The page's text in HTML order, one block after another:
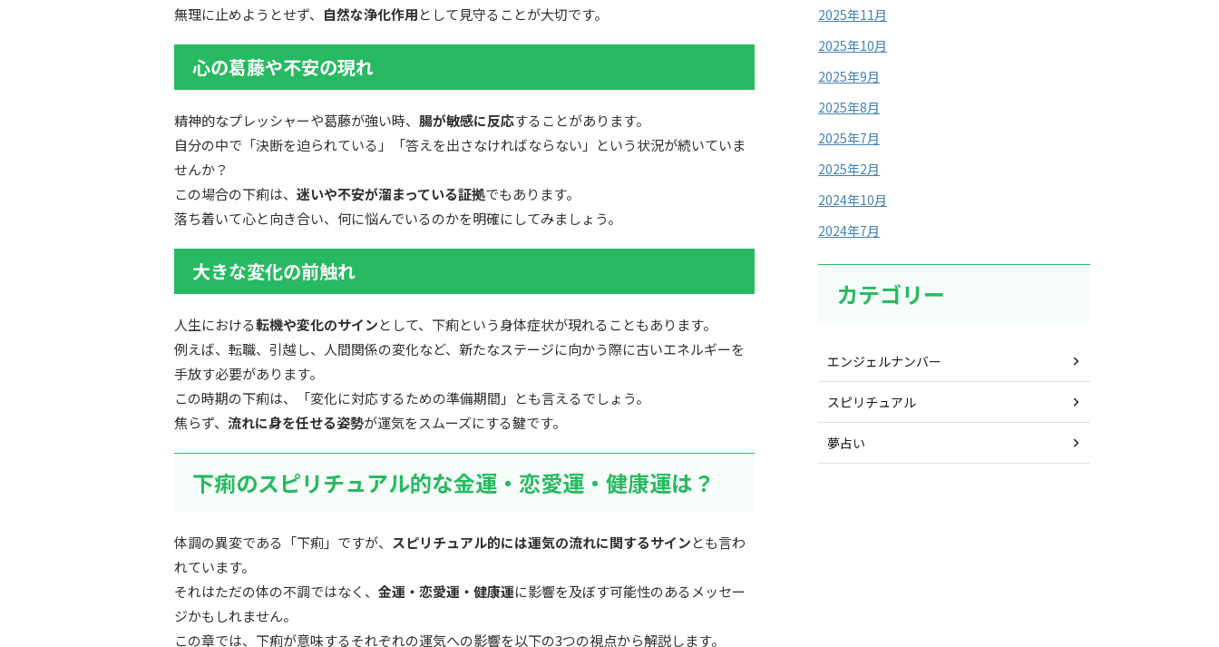
無理に止めようとせず、 自然な浄化作用として見守ることが大切です。
心の葛藤や不安の現れ
精神的なプレッシャーや葛藤が強い時、 腸が敏感に反応することがあります。
自分の中で「決断を迫られている」「答えを出さなければならない」という状況が続いていま
せんか？
この場合の下痢は、 迷いや不安が溜まっている証拠でもあります。
落ち着いて心と向き合い、何に悩んでいるのかを明確にしてみましょう。
大きな変化の前触れ
人生における転機や変化のサインとして、下痢という身体症状が現れることもあります。
例えば、転職、引越し、人間関係の変化など、新たなステージに向かう際に古いエネルギーを
手放す必要があります。
この時期の下痢は、「変化に対応するための準備期間」とも言えるでしょう。
焦らず、 流れに身を任せる姿勢が運気をスムーズにする鍵です。
下痢のスピリチュアル的な金運・恋愛運・健康運は？
体調の異変である「下痢」ですが、 スピリチュアル的には運気の流れに関するサインとも言わ
れています。
それはただの体の不調ではなく、 金運・恋愛運・健康運に影響を及ぼす可能性のあるメッセー
ジかもしれません。
この章では、下痢が意味するそれぞれの運気への影響を以下の3つの視点から解説します。
2025年11月
2025年10月
2025年9月
2025年8月
2025年7月
2025年2月
2024年10月
2024年7月
カテゴリー
エンジェルナンバー
スピリチュアル
夢占い